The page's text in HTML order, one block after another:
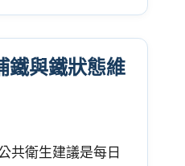
鐵與鐵狀態維
共衛生建議是每日